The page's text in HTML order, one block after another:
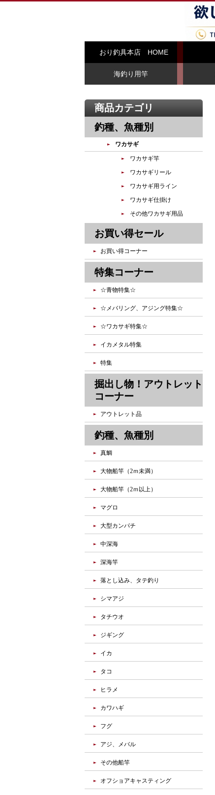
おり釣具本店 HOME
海釣り用竿
商品カテゴリ
釣種、魚種別
ワカサギ
ワカサギ竿
ワカサギリール
ワカサギ用ライン
ワカサギ仕掛け
その他ワカサギ用品
お買い得セール
お買い得コーナー
特集コーナー
☆青物特集☆
☆メバリング、アジング特集☆
☆ワカサギ特集☆
イカメタル特集
特集
掘出し物！アウトレット
コーナー
アウトレット品
釣種、魚種別
真鯛
大物船竿（2ｍ未満）
大物船竿（2ｍ以上）
マグロ
大型カンパチ
中深海
深海竿
落とし込み、タテ釣り
シマアジ
タチウオ
ジギング
イカ
タコ
ヒラメ
カワハギ
フグ
アジ、メバル
その他船竿
オフショアキャスティング